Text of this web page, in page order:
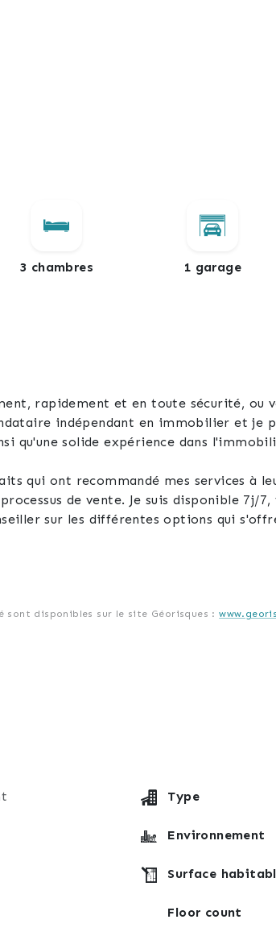
3 chambres 1 garage
rapidement et en toute sécurité, ou
indépendant en immobilier et je
qu'une solide expérience dans
qui ont recommandé mes services à
de vente. Je suis disponible 7j/
sur les différentes options qui
mail à nathalie.simonin@lafourmi-
sont disponibles sur le site Géorisques :
Type
Environnement
Surface
Floor count